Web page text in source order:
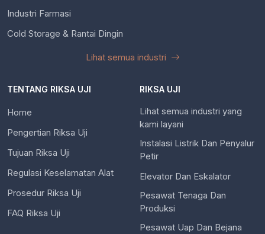
Industri Farmasi
Cold Storage & Rantai Dingin
Lihat semua industri
TENTANG RIKSA UJI
Home
Pengertian Riksa Uji
Tujuan Riksa Uji
Regulasi Keselamatan Alat
Prosedur Riksa Uji
FAQ Riksa Uji
RIKSA UJI
Lihat semua industri yang
kami layani
Instalasi Listrik Dan Penyalur
Petir
Elevator Dan Eskalator
Pesawat Tenaga Dan
Produksi
Pesawat Uap Dan Bejana